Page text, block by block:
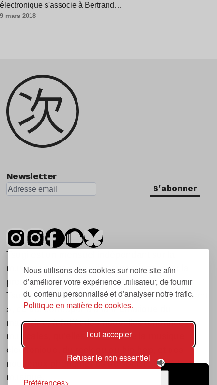
Nous utilisons des cookies sur notre site afin
d’améliorer votre expérience utilisateur, de fournir
du contenu personnalisé et d’analyser notre trafic.
Politique en matière de cookies.
Tout accepter
Refuser le non essentiel
Préférences
électronique s'associe à Bertrand…
9 mars 2018
Newsletter
S'abonner
Tsugi est un mensuel indépendant sur la
musique et les nouvelles tendances, dont la
première parution date de 2007.
Tsugi en japonais signifie « prochain », « suivant
», ce qui correspond à la thématique du
magazine, à l’affût des nouvelles tendances
musicales, qu’elles viennent de la musique
électronique, du rock ou du hip hop, et des
nouveaux phénomènes de société liés à la
musique.